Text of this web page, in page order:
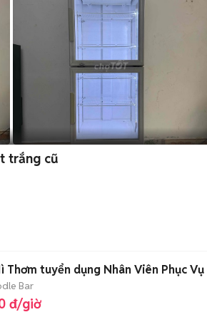
trắng cũ
Thơm tuyển dụng Nhân Viên Phục Vụ
Bar
đ/giờ